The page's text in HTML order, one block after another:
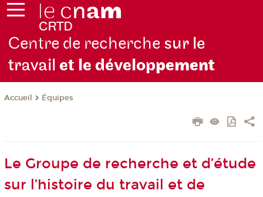
Centre de recherche sur le
travailet le développement
Accueil Équipes
Le Groupe de recherche et d’étude
sur l’histoire du travail et de